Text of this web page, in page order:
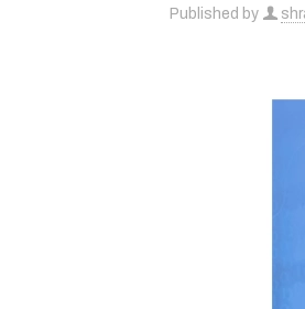
Published by